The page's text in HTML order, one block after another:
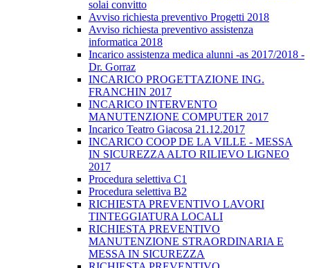
solai convitto
Avviso richiesta preventivo Progetti 2018
Avviso richiesta preventivo assistenza
informatica 2018
Incarico assistenza medica alunni -as 2017/2018 -
Dr. Gorraz
INCARICO PROGETTAZIONE ING.
FRANCHIN 2017
INCARICO INTERVENTO
MANUTENZIONE COMPUTER 2017
Incarico Teatro Giacosa 21.12.2017
INCARICO COOP DE LA VILLE - MESSA
IN SICUREZZA ALTO RILIEVO LIGNEO
2017
Procedura selettiva C1
Procedura selettiva B2
RICHIESTA PREVENTIVO LAVORI
TINTEGGIATURA LOCALI
RICHIESTA PREVENTIVO
MANUTENZIONE STRAORDINARIA E
MESSA IN SICUREZZA